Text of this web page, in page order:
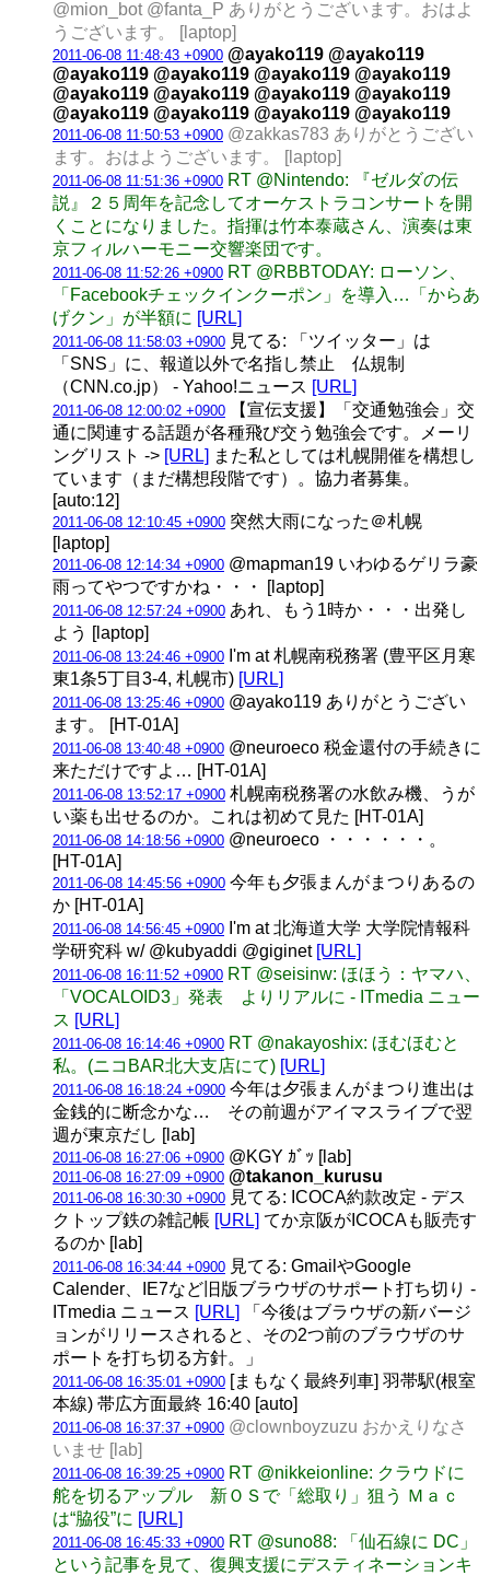
@mion_bot @fanta_P ありがとうございます。おはよ
うございます。 [laptop]
2011-06-08 11:48:43 +0900 @ayako119 @ayako119
@ayako119 @ayako119 @ayako119 @ayako119
@ayako119 @ayako119 @ayako119 @ayako119
@ayako119 @ayako119 @ayako119 @ayako119
2011-06-08 11:50:53 +0900 @zakkas783 ありがとうござい
ます。おはようございます。 [laptop]
2011-06-08 11:51:36 +0900 RT @Nintendo: 『ゼルダの伝
説』２５周年を記念してオーケストラコンサートを開
くことになりました。指揮は竹本泰蔵さん、演奏は東
京フィルハーモニー交響楽団です。
2011-06-08 11:52:26 +0900 RT @RBBTODAY: ローソン、
「Facebookチェックインクーポン」を導入…「からあ
げクン」が半額に [URL]
2011-06-08 11:58:03 +0900 見てる: 「ツイッター」は
「SNS」に、報道以外で名指し禁止 仏規制
（CNN.co.jp） - Yahoo!ニュース [URL]
2011-06-08 12:00:02 +0900 【宣伝支援】「交通勉強会」交
通に関連する話題が各種飛び交う勉強会です。メーリ
ングリスト -> [URL] また私としては札幌開催を構想し
ています（まだ構想段階です）。協力者募集。
[auto:12]
2011-06-08 12:10:45 +0900 突然大雨になった＠札幌
[laptop]
2011-06-08 12:14:34 +0900 @mapman19 いわゆるゲリラ豪
雨ってやつですかね・・・ [laptop]
2011-06-08 12:57:24 +0900 あれ、もう1時か・・・出発し
よう [laptop]
2011-06-08 13:24:46 +0900 I'm at 札幌南税務署 (豊平区月寒
東1条5丁目3-4, 札幌市) [URL]
2011-06-08 13:25:46 +0900 @ayako119 ありがとうござい
ます。 [HT-01A]
2011-06-08 13:40:48 +0900 @neuroeco 税金還付の手続きに
来ただけですよ… [HT-01A]
2011-06-08 13:52:17 +0900 札幌南税務署の水飲み機、うが
い薬も出せるのか。これは初めて見た [HT-01A]
2011-06-08 14:18:56 +0900 @neuroeco ・・・・・・。
[HT-01A]
2011-06-08 14:45:56 +0900 今年も夕張まんがまつりあるの
か [HT-01A]
2011-06-08 14:56:45 +0900 I'm at 北海道大学 大学院情報科
学研究科 w/ @kubyaddi @giginet [URL]
2011-06-08 16:11:52 +0900 RT @seisinw: ほほう：ヤマハ、
「VOCALOID3」発表 よりリアルに - ITmedia ニュー
ス [URL]
2011-06-08 16:14:46 +0900 RT @nakayoshix: ほむほむと
私。(ニコBAR北大支店にて) [URL]
2011-06-08 16:18:24 +0900 今年は夕張まんがまつり進出は
金銭的に断念かな… その前週がアイマスライブで翌
週が東京だし [lab]
2011-06-08 16:27:06 +0900 @KGY ｶﾞｯ [lab]
2011-06-08 16:27:09 +0900 @takanon_kurusu
2011-06-08 16:30:30 +0900 見てる: ICOCA約款改定 - デス
クトップ鉄の雑記帳 [URL] てか京阪がICOCAも販売す
るのか [lab]
2011-06-08 16:34:44 +0900 見てる: GmailやGoogle
Calender、IE7など旧版ブラウザのサポート打ち切り -
ITmedia ニュース [URL]
「今後はブラウザの新バージ
ョンがリリースされると、その2つ前のブラウザのサ
ポートを打ち切る方針。」
2011-06-08 16:35:01 +0900 [まもなく最終列車] 羽帯駅(根室
本線) 帯広方面最終 16:40 [auto]
2011-06-08 16:37:37 +0900 @clownboyzuzu おかえりなさ
いませ [lab]
2011-06-08 16:39:25 +0900 RT @nikkeionline: クラウドに
舵を切るアップル 新ＯＳで「総取り」狙う Ｍａｃ
は“脇役”に [URL]
2011-06-08 16:45:33 +0900 RT @suno88: 「仙石線に DC」
という記事を見て、復興支援にデスティネーションキ